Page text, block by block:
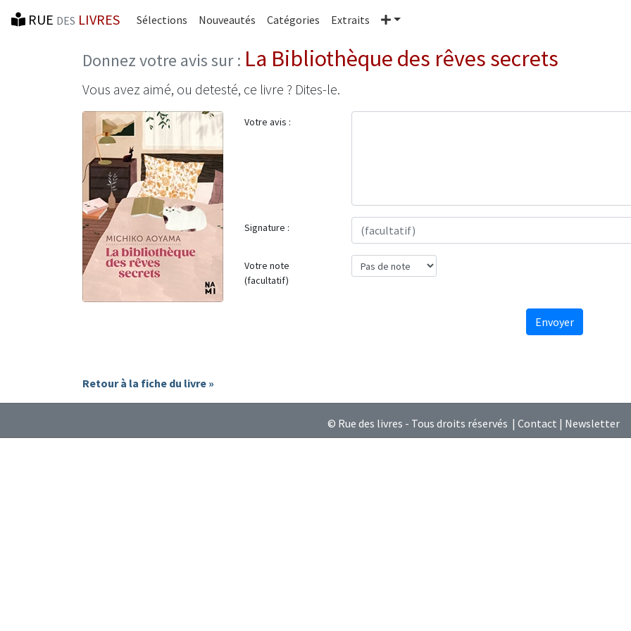
RUE DES LIVRES Sélections Nouveautés Catégories Extraits Plus
Donnez votre avis sur : La Bibliothèque des rêves secrets
Vous avez aimé, ou detesté, ce livre ? Dites-le.
Votre avis :
Signature :
Votre note
(facultatif)
Envoyer
Retour à la fiche du livre »
© Rue des livres - Tous droits réservés | Contact | Newsletter